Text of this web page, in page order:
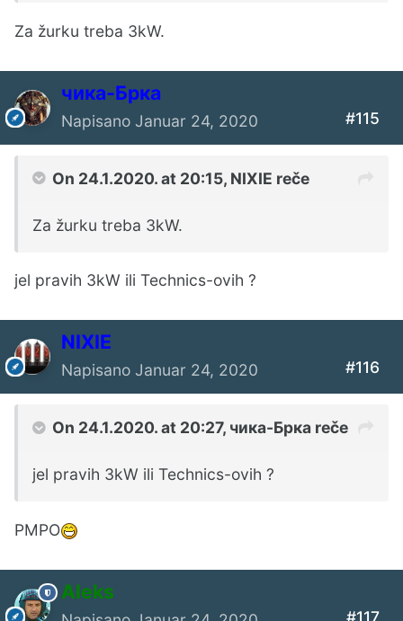
Za žurku treba 3kW.
чика-Брка
Napisano Januar 24, 2020 #115
On 24.1.2020. at 20:15, NIXIE reče
Za žurku treba 3kW.
jel pravih 3kW ili Technics-ovih ?
NIXIE
Napisano Januar 24, 2020 #116
On 24.1.2020. at 20:27, чика-Брка reče
jel pravih 3kW ili Technics-ovih ?
PMPO
Aleks
#117